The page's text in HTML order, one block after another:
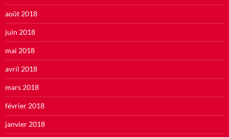
août 2018
juin 2018
mai 2018
avril 2018
mars 2018
février 2018
janvier 2018